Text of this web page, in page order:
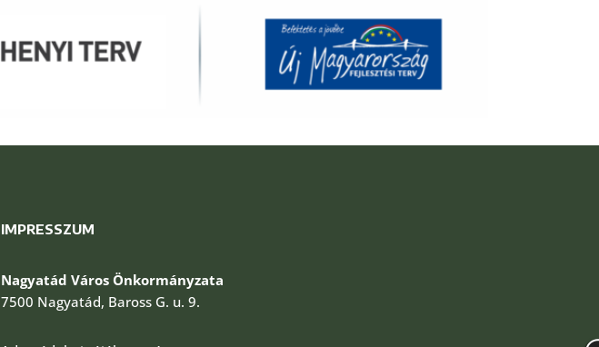
IMPRESSZUM
Nagyatád Város Önkormányzata
7500 Nagyatád, Baross G. u. 9.